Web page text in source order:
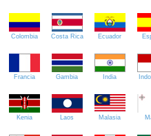
Colombia Costa Rica Ecuador
Francia Gambia India
Kenia Laos Malasia